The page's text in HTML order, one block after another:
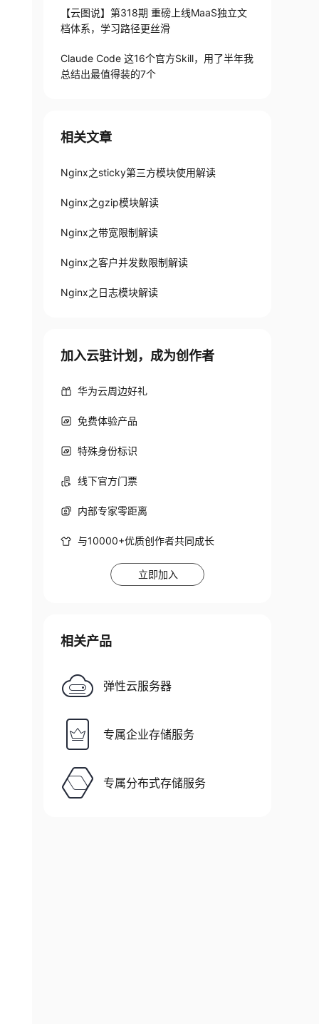
【云图说】第318期 重磅上线MaaS独立文
档体系，学习路径更丝滑
Claude Code 这16个官方Skill，用了半年我
总结出最值得装的7个
相关文章
Nginx之sticky第三方模块使用解读
Nginx之gzip模块解读
Nginx之带宽限制解读
Nginx之客户并发数限制解读
Nginx之日志模块解读
加入云驻计划，成为创作者
华为云周边好礼
免费体验产品
特殊身份标识
线下官方门票
内部专家零距离
与10000+优质创作者共同成长
立即加入
相关产品
弹性云服务器
专属企业存储服务
专属分布式存储服务